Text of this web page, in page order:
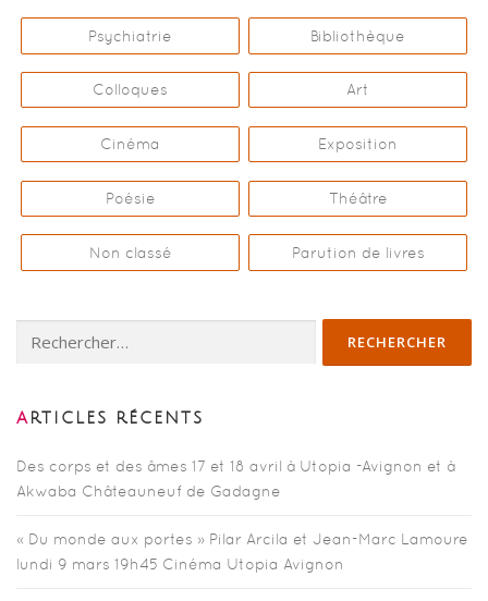
Psychiatrie Bibliothèque
Colloques Art
Cinéma Exposition
Poésie Théâtre
Non classé Parution de livres
ARTICLES RÉCENTS
Des corps et des âmes 17 et 18 avril à Utopia -Avignon et à
Akwaba Châteauneuf de Gadagne
« Du monde aux portes » Pilar Arcila et Jean-Marc Lamoure
lundi 9 mars 19h45 Cinéma Utopia Avignon